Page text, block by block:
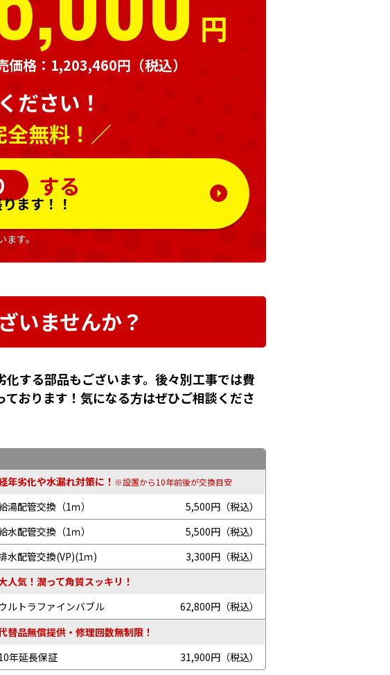
円
価格：1,203,460円 （税込）
ださい！
無料！／
する
ます！！
す。
いませんか？
する部品もございます。後々別工事では費
おります！気になる方はぜひご相談くださ
年劣化や水漏れ対策に！ ※設置から10年前後が交換目安
湯配管交換（1ｍ）
5,500円（税込）
水配管交換（1ｍ）
5,500円（税込）
水配管交換(VP)(1ｍ)
3,300円（税込）
人気！潤って角質スッキリ！
ウルトラファインバブル
62,800円（税込）
替品無償提供・修理回数無制限！
年延長保証
31,900円（税込）